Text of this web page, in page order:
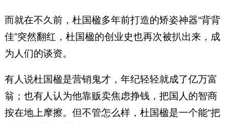
而就在不久前，杜国楹多年前打造的矫姿神器“背背
佳”突然翻红，杜国楹的创业史也再次被扒出来，成
为人们的谈资。
有人说杜国楹是营销鬼才，年纪轻轻就成了亿万富
翁；也有人认为他靠贩卖焦虑挣钱，把国人的智商
按在地上摩擦。但不管怎么样，杜国楹是一个能“把